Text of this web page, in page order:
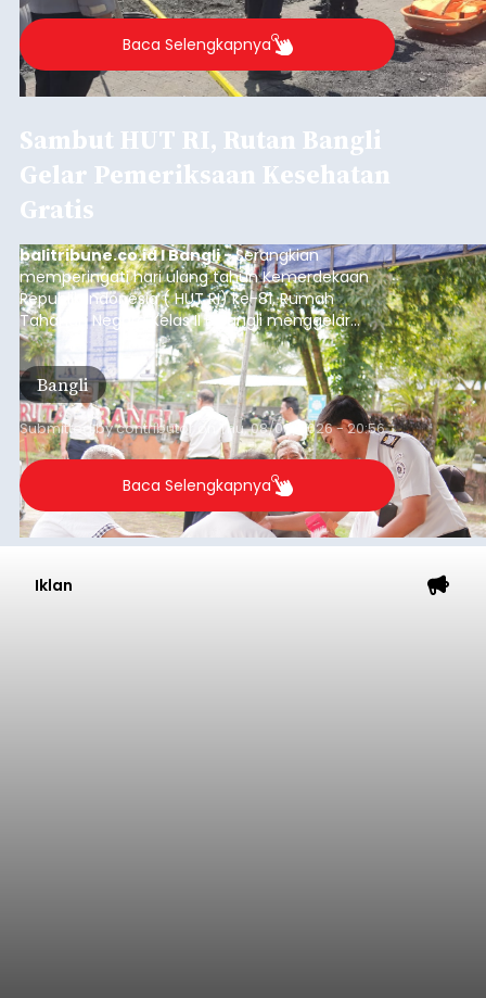
Baca Selengkapnya
Sambut HUT RI, Rutan Bangli
Gelar Pemeriksaan Kesehatan
Gratis
balitribune.co.id I Bangli -Serangkian
memperingati hari ulang tahun Kemerdekaan
Republik Indonesia ( HUT RI) ke-81, Rumah
Tahanan Negara Kelas II B Bangli menggelar
kegiatan pemeriksaan kesehatan gratis, Rabu
(6/8/2026).
Bangli
Submitted bycontributor Thu, 08/06/2026 - 20:56
Baca Selengkapnya
Iklan